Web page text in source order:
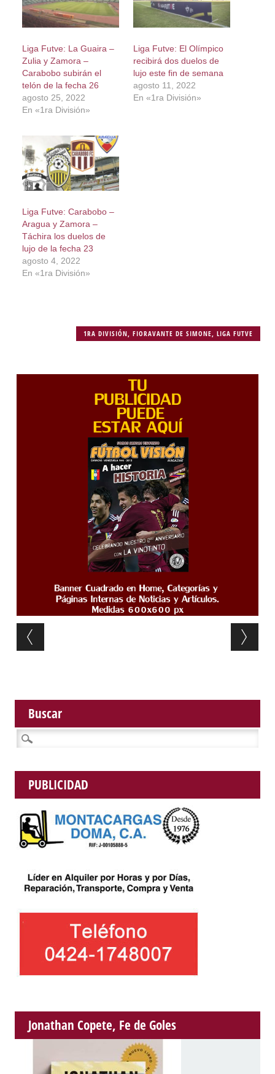
Liga Futve: La Guaira –
Zulia y Zamora –
Carabobo subirán el
telón de la fecha 26
agosto 25, 2022
En «1ra División»
Liga Futve: El Olímpico
recibirá dos duelos de
lujo este fin de semana
agosto 11, 2022
En «1ra División»
Liga Futve: Carabobo –
Aragua y Zamora –
Táchira los duelos de
lujo de la fecha 23
agosto 4, 2022
En «1ra División»
1RA DIVISIÓN,FIORAVANTE DE SIMONE,LIGA FUTVE
Post navigation
Buscar
Buscar:
PUBLICIDAD
Jonathan Copete, Fe de Goles